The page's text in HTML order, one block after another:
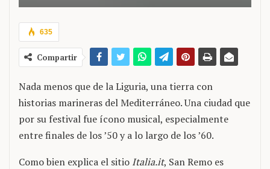
635
Compartir
Nada menos que de la Liguria, una tierra con
historias marineras del Mediterráneo. Una ciudad que
por su festival fue ícono musical, especialmente
entre finales de los ’50 y a lo largo de los ’60.
Como bien explica el sitio Italia.it, San Remo es